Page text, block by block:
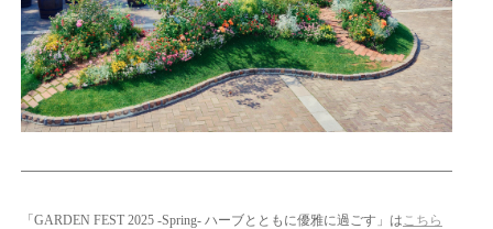
「GARDEN FEST 2025 -Spring- ハーブとともに優雅に過ごす」はこちら